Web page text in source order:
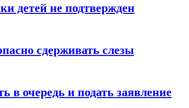
детей не подтвержден
сдерживать слезы
в очередь и подать заявление